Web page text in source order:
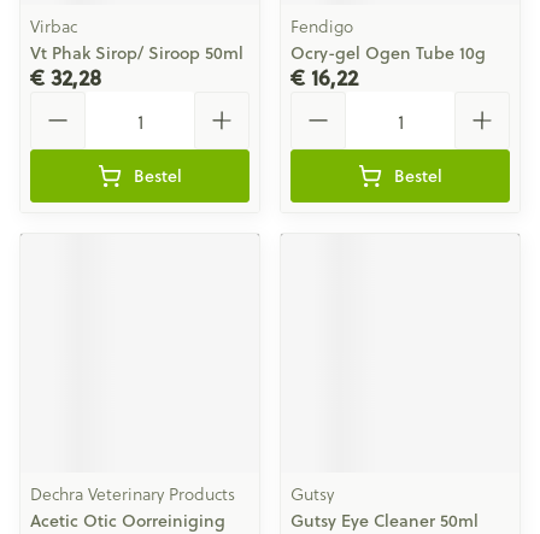
Virbac
Vt Phak Sirop/ Siroop 50ml
€ 32,28
Bestel
Fendigo
Ocry-gel Ogen Tube 10g
€ 16,22
Bestel
Dechra Veterinary Products
Acetic Otic Oorreiniging
Gutsy
Gutsy Eye Cleaner 50ml